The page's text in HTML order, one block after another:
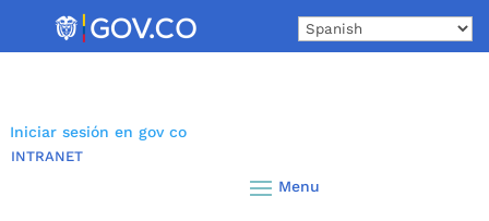
Iniciar sesión en gov co
INTRANET